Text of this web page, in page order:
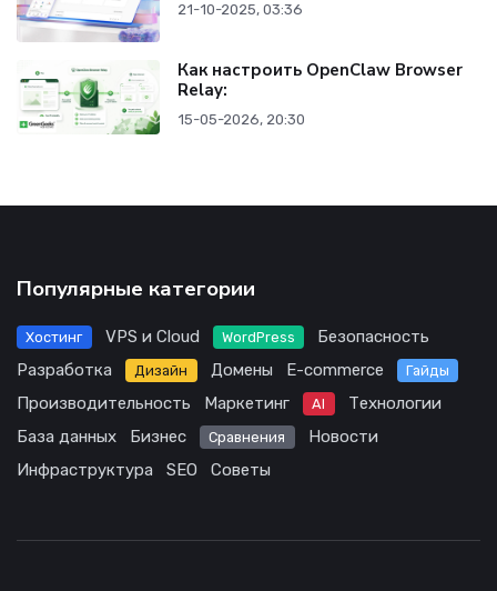
21-10-2025, 03:36
Как настроить OpenClaw Browser
Relay:
15-05-2026, 20:30
Популярные категории
Хостинг VPS и Cloud WordPress
Безопасность
Разработка
Дизайн Домены E-commerce Гайды
Производительность Маркетинг AI
Технологии
База данных
Бизнес Сравнения
Новости
Инфраструктура
SEO Советы